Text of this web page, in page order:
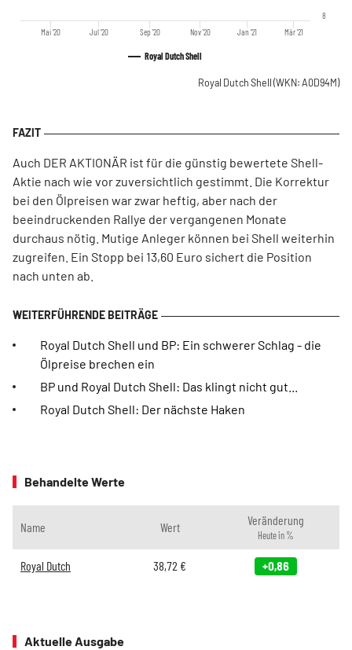
Royal Dutch Shell
Mai '20 Jul '20 Sep '20 Nov '20 Jan '21 Mär '21
8
Royal Dutch Shell (WKN: A0D94M)
Auch DER AKTIONÄR ist für die günstig bewertete Shell-
Aktie nach wie vor zuversichtlich gestimmt. Die Korrektur
bei den Ölpreisen war zwar heftig, aber nach der
beeindruckenden Rallye der vergangenen Monate
durchaus nötig. Mutige Anleger können bei Shell weiterhin
zugreifen. Ein Stopp bei 13,60 Euro sichert die Position
nach unten ab.
Royal Dutch Shell und BP: Ein schwerer Schlag - die
Ölpreise brechen ein
BP und Royal Dutch Shell: Das klingt nicht gut...
Royal Dutch Shell: Der nächste Haken
Behandelte Werte
Name Wert Veränderung
Heute in %
Royal Dutch 38,72 € +0,86
Aktuelle Ausgabe